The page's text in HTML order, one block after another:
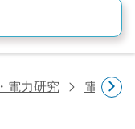
電力研究 電力研究